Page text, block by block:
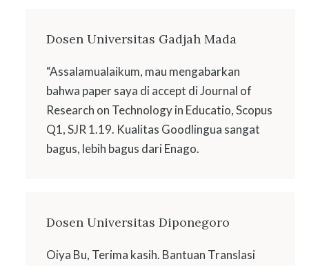
Dosen Universitas Gadjah Mada
“Assalamualaikum, mau mengabarkan
bahwa paper saya di accept di Journal of
Research on Technology in Educatio, Scopus
Q1, SJR 1.19. Kualitas Goodlingua sangat
bagus, lebih bagus dari Enago.
Dosen Universitas Diponegoro
Oiya Bu, Terima kasih. Bantuan Translasi